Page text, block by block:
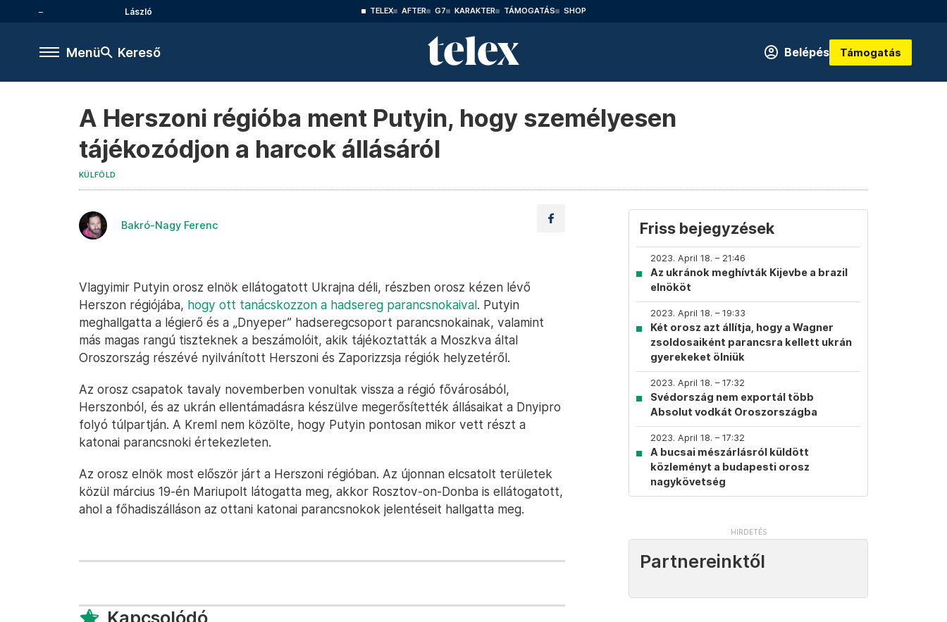
László TELEX AFTER G7 KARAKTER TÁMOGATÁS SHOP
Menü Kereső Belépés Támogatás
A Herszoni régióba ment Putyin, hogy személyesen
tájékozódjon a harcok állásáról
KÜLFÖLD
Bakró-Nagy Ferenc
Vlagyimir Putyin orosz elnök ellátogatott Ukrajna déli, részben orosz kézen lévő
Herszon régiójába, hogy ott tanácskozzon a hadsereg parancsnokaival. Putyin
meghallgatta a légierő és a „Dnyeper” hadseregcsoport parancsnokainak, valamint
más magas rangú tiszteknek a beszámolóit, akik tájékoztatták a Moszkva által
Oroszország részévé nyilvánított Herszoni és Zaporizzsja régiók helyzetéről.
Az orosz csapatok tavaly novemberben vonultak vissza a régió fővárosából,
Herszonból, és az ukrán ellentámadásra készülve megerősítették állásaikat a Dnyipro
folyó túlpartján. A Kreml nem közölte, hogy Putyin pontosan mikor vett részt a
katonai parancsnoki értekezleten.
Az orosz elnök most először járt a Herszoni régióban. Az újonnan elcsatolt területek
közül március 19-én Mariupolt látogatta meg, akkor Rosztov-on-Donba is ellátogatott,
ahol a főhadiszálláson az ottani katonai parancsnokok jelentéseit hallgatta meg.
Kapcsolódó
Friss bejegyzések
2023. April 18. – 21:46
Az ukránok meghívták Kijevbe a brazil
elnököt
2023. April 18. – 19:33
Két orosz azt állítja, hogy a Wagner
zsoldosaiként parancsra kellett ukrán
gyerekeket ölniük
2023. April 18. – 17:32
Svédország nem exportál több
Absolut vodkát Oroszországba
2023. April 18. – 17:32
A bucsai mészárlásról küldött
közleményt a budapesti orosz
nagykövetség
Partnereinktől